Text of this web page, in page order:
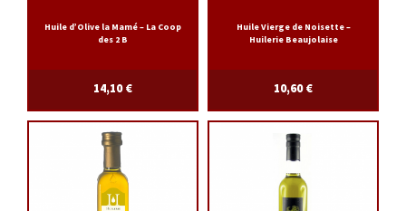
Huile d’Olive la Mamé – La Coop
des 2 B
14,10€
Huile Vierge de Noisette –
Huilerie Beaujolaise
10,60€